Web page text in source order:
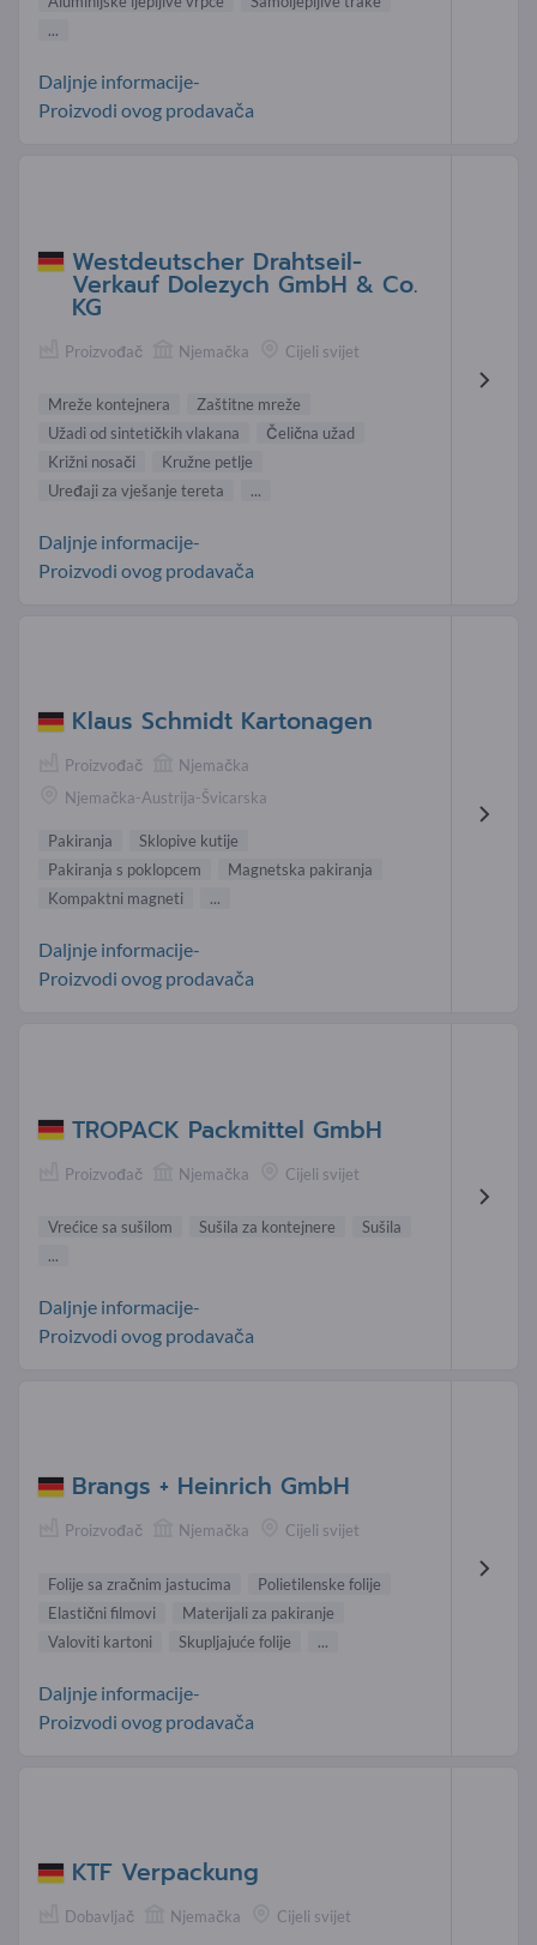
...
Daljnje informacije-
Proizvodi ovog prodavača
Westdeutscher Drahtseil-
Verkauf Dolezych GmbH & Co.
KG
Proizvođač Njemačka Cijeli svijet
Mreže kontejnera
Zaštitne mreže
Užadi od sintetičkih vlakana
Čelična užad
Križni nosači
Kružne petlje
Uređaji za vješanje tereta
...
Daljnje informacije-
Proizvodi ovog prodavača
Klaus Schmidt Kartonagen
Proizvođač
Njemačka
Njemačka-Austrija-Švicarska
Pakiranja
Sklopive kutije
Pakiranja s poklopcem
Magnetska pakiranja
Kompaktni magneti
...
Daljnje informacije-
Proizvodi ovog prodavača
TROPACK Packmittel GmbH
Proizvođač Njemačka Cijeli svijet
Vrećice sa sušilom Sušila za kontejnere
Sušila
...
Daljnje informacije-
Proizvodi ovog prodavača
Brangs + Heinrich GmbH
Proizvođač Njemačka Cijeli svijet
Folije sa zračnim jastucima
Polietilenske folije
Elastični filmovi
Materijali za pakiranje
Valoviti kartoni
Skupljajuće folije ...
Daljnje informacije-
Proizvodi ovog prodavača
KTF Verpackung
Dobavljač Njemačka Cijeli svijet